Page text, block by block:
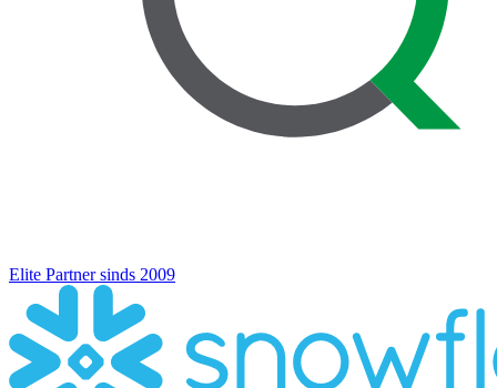
Elite Partner sinds 2009